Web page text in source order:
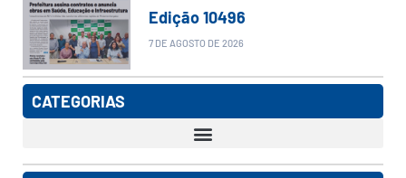
Edição 10496
7 DE AGOSTO DE 2026
CATEGORIAS